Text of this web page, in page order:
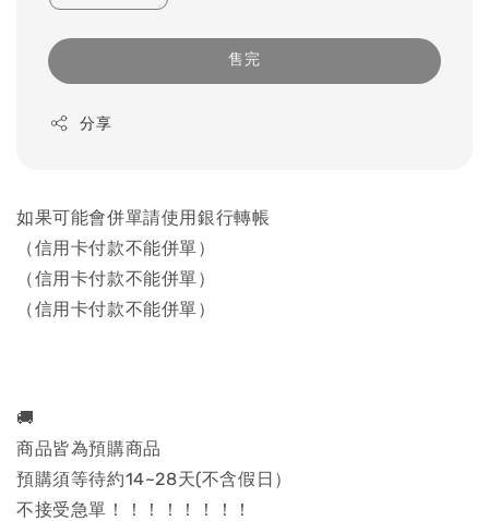
售完
分享
如果可能會併單請使用銀行轉帳
（信用卡付款不能併單）
（信用卡付款不能併單）
（信用卡付款不能併單）
🚚
商品皆為預購商品
預購須等待約14~28天(不含假日）
不接受急單！！！！！！！！